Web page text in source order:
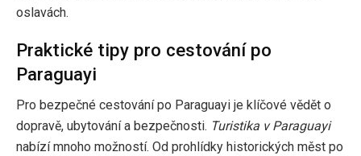
oslavách.
Praktické tipy pro cestování po
Paraguayi
Pro bezpečné cestování po Paraguayi je klíčové vědět o
dopravě, ubytování a bezpečnosti. Turistika v Paraguayi
nabízí mnoho možností. Od prohlídky historických měst po